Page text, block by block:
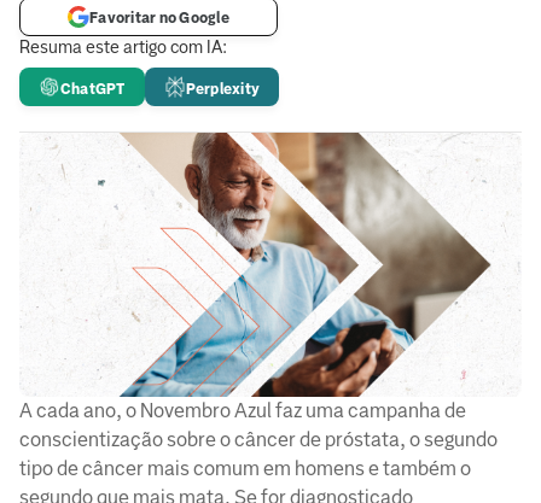
Resuma este artigo com IA:
ChatGPT Perplexity
Favoritar no Google
A cada ano, o Novembro Azul faz uma campanha de
conscientização sobre o câncer de próstata, o segundo
tipo de câncer mais comum em homens e também o
segundo que mais mata. Se for diagnosticado